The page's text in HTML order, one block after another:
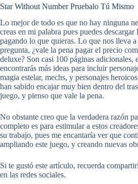
Star Without Number Pruebalo Tú Mismo
Lo mejor de todo es que no hay ninguna
creas en mi palabra pues puedes descargar
pagando lo que quieras. Lo que nos lleva
pregunta, ¿vale la pena pagar el precio
deluxe? Son casi 100 páginas adicionales,
encontrarás más ideas para incluir
magia estelar, mechs, y personajes
han sabido encajar muy bien dentro del
juego, y pienso que vale la pena.
No obstante creo que la verdadera razón
completo es para estimular a estos
su trabajo, pues me encantaría ver que
ampliando este juego, y creando nuevas
Si te gustó este artículo, recuerda
en las redes sociales.